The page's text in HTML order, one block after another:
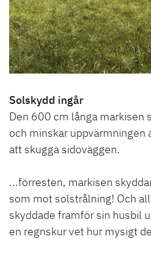
Solskydd ingår
Den 600 cm långa markisen
och minskar uppvärmningen
att skugga sidoväggen.
...förresten, markisen
som mot solstrålning! Och
skyddade framför sin husbil
en regnskur vet hur mysigt